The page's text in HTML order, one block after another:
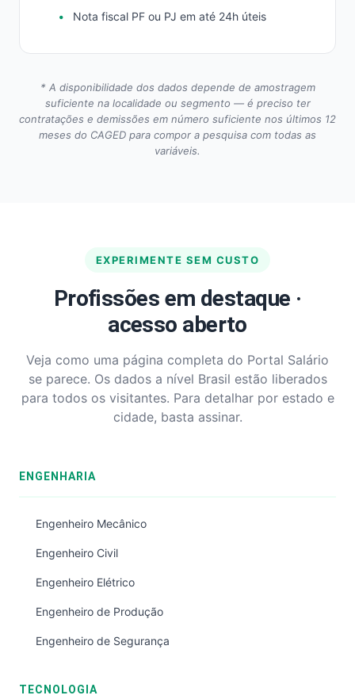
Nota fiscal PF ou PJ em até 24h úteis
* A disponibilidade dos dados depende de amostragem
suficiente na localidade ou segmento — é preciso ter
contratações e demissões em número suficiente nos últimos 12
meses do CAGED para compor a pesquisa com todas as
variáveis.
EXPERIMENTE SEM CUSTO
Profissões em destaque ·
acesso aberto
Veja como uma página completa do Portal Salário
se parece. Os dados a nível Brasil estão liberados
para todos os visitantes. Para detalhar por estado e
cidade, basta assinar.
ENGENHARIA
Engenheiro Mecânico
Engenheiro Civil
Engenheiro Elétrico
Engenheiro de Produção
Engenheiro de Segurança
TECNOLOGIA